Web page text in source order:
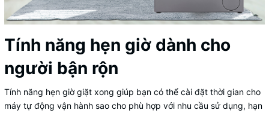
Tính năng hẹn giờ dành cho
người bận rộn
Tính năng hẹn giờ giặt xong giúp bạn có thể cài đặt thời gian cho
máy tự động vận hành sao cho phù hợp với nhu cầu sử dụng, hạn